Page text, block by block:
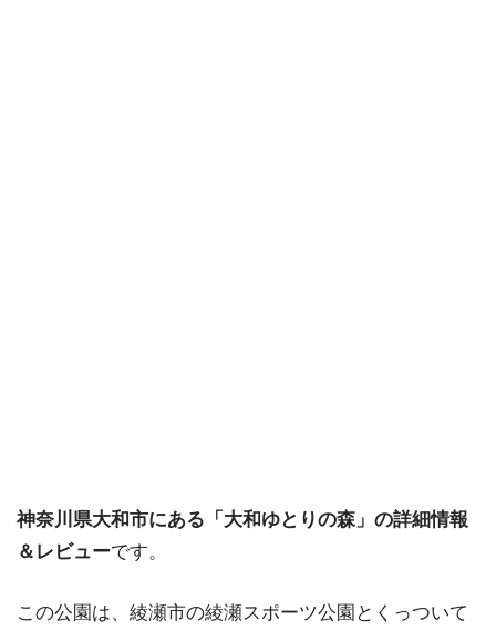
神奈川県大和市にある「大和ゆとりの森」の詳細情報
＆レビューです。
この公園は、綾瀬市の綾瀬スポーツ公園とくっついて